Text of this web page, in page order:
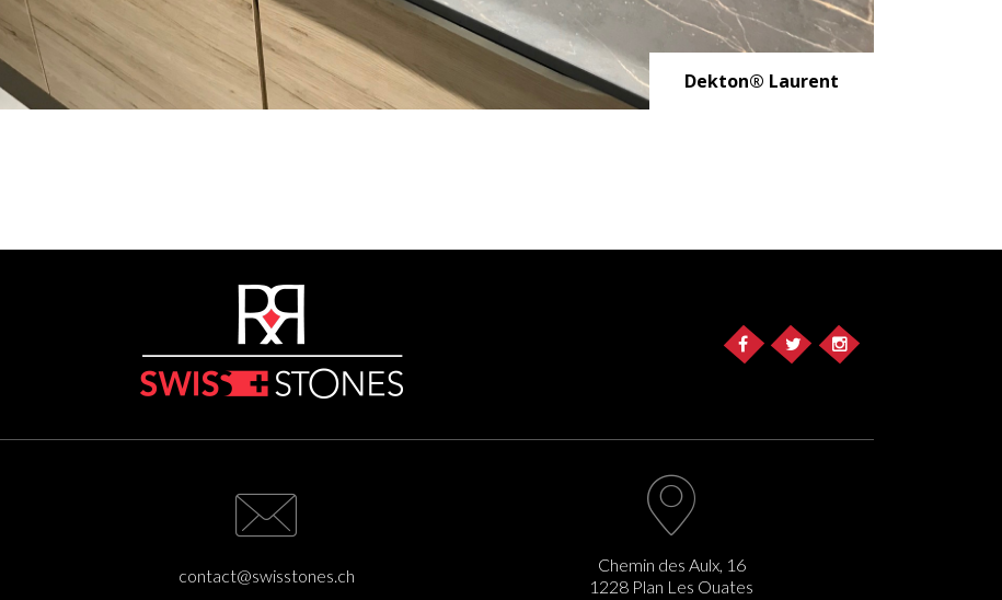
Dekton® Laurent
contact@swisstones.ch
Chemin des Aulx, 16
1228 Plan Les Ouates